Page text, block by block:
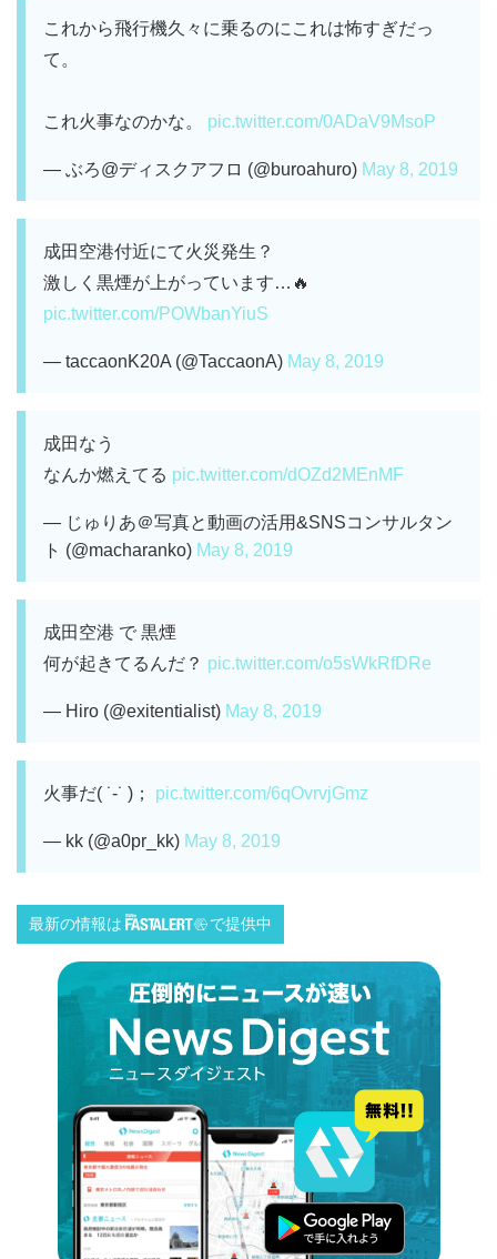
これから飛行機久々に乗るのにこれは怖すぎだっ
て。
これ火事なのかな。 pic.twitter.com/0ADaV9MsoP
— ぶろ@ディスクアフロ (@buroahuro) May 8, 2019
成田空港付近にて火災発生？
激しく黒煙が上がっています…🔥
pic.twitter.com/POWbanYiuS
— taccaonK20A (@TaccaonA) May 8, 2019
成田なう
なんか燃えてる pic.twitter.com/dOZd2MEnMF
— じゅりあ＠写真と動画の活用&SNSコンサルタン
ト (@macharanko) May 8, 2019
成田空港 で 黒煙
何が起きてるんだ？ pic.twitter.com/o5sWkRfDRe
— Hiro (@exitentialist) May 8, 2019
火事だ( ˙-˙ )； pic.twitter.com/6qOvrvjGmz
— kk (@a0pr_kk) May 8, 2019
最新の情報は で提供中